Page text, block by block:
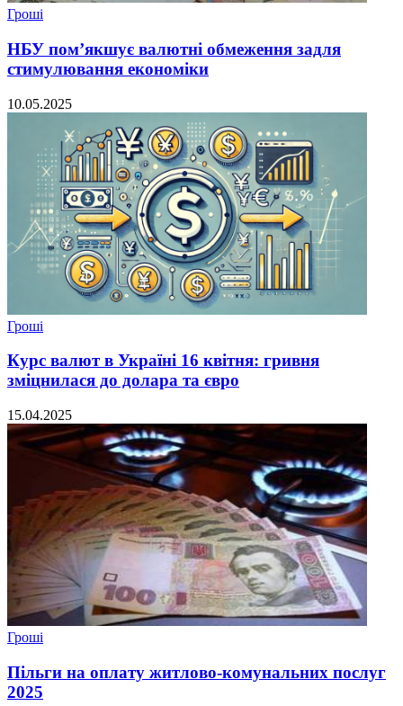
Гроші
НБУ пом’якшує валютні обмеження задля
стимулювання економіки
10.05.2025
Гроші
Курс валют в Україні 16 квітня: гривня
зміцнилася до долара та євро
15.04.2025
Гроші
Пільги на оплату житлово-комунальних послуг
2025